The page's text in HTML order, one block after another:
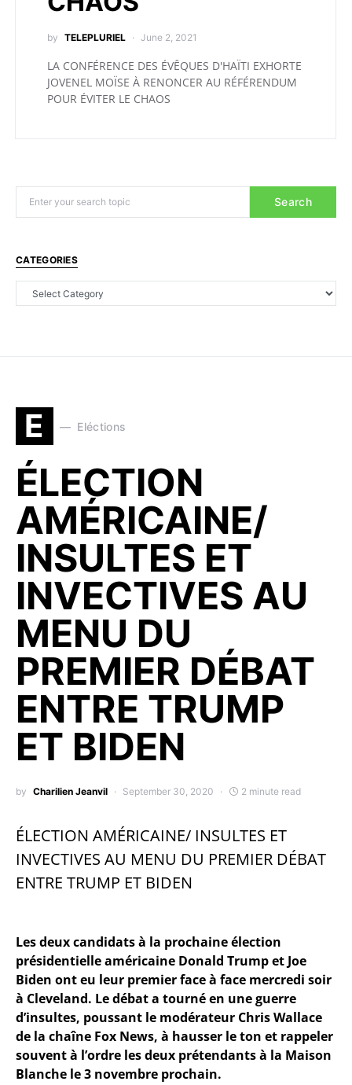
by TELEPLURIEL June 2, 2021
LA CONFÉRENCE DES ÉVÊQUES D'HAÏTI EXHORTE
JOVENEL MOÏSE À RENONCER AU RÉFÉRENDUM
POUR ÉVITER LE CHAOS
Search
CATEGORIES
E Eléctions
ÉLECTION
AMÉRICAINE/
INSULTES ET
INVECTIVES AU
MENU DU
PREMIER DÉBAT
ENTRE TRUMP
ET BIDEN
by Charilien Jeanvil September 30, 2020 2 minute read
ÉLECTION AMÉRICAINE/ INSULTES ET
INVECTIVES AU MENU DU PREMIER DÉBAT
ENTRE TRUMP ET BIDEN
Les deux candidats à la prochaine élection
présidentielle américaine Donald Trump et Joe
Biden ont eu leur premier face à face mercredi soir
à Cleveland. Le débat a tourné en une guerre
d’insultes, poussant le modérateur Chris Wallace
de la chaîne Fox News, à hausser le ton et rappeler
souvent à l’ordre les deux prétendants à la Maison
Blanche le 3 novembre prochain.